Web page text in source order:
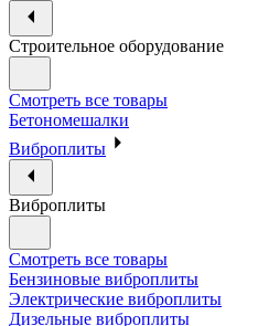
Строительное оборудование
Смотреть все товары
Бетономешалки
Виброплиты
Виброплиты
Смотреть все товары
Бензиновые виброплиты
Электрические виброплиты
Дизельные виброплиты